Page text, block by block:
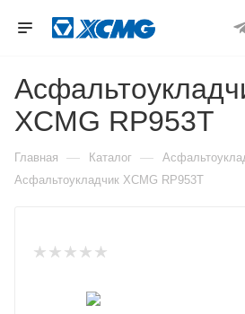
XCMG RP953T
Главная — Каталог —
Асфальтоукладчик XCMG RP953T